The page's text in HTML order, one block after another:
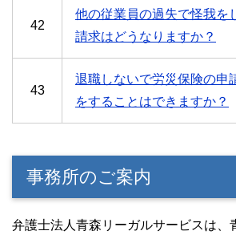
42
他の従業員の過失で怪我を
請求はどうなりますか？
43
退職しないで労災保険の申
をすることはできますか？
事務所のご案内
弁護士法人青森リーガルサービスは、